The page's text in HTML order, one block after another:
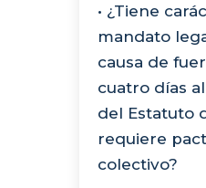
• ¿Tiene
mandato
causa de
cuatro días
del Estatuto
requiere
colectivo?